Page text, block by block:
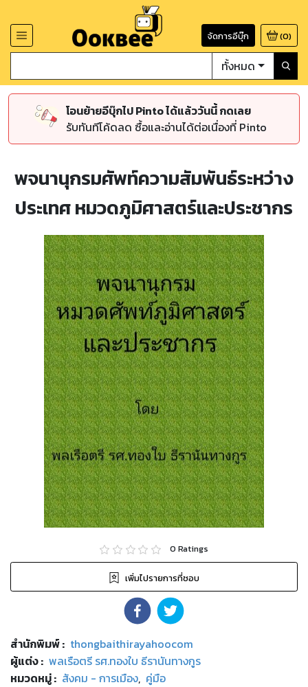
จัดการอีบุ๊ก (0)
ทั้งหมด
โอนย้ายอีบุ๊กไป Pinto ได้แล้ววันนี้ กดเลย
รับทันทีโค้ดลด ซื้อและอ่านได้ต่อเนื่องที่ Pinto
พจนานุกรมศัพท์ความสัมพันธ์ระหว่าง
ประเทศ หมวดภูมิศาสตร์และประชากร
0 Ratings
เพิ่มไปรายการที่ชอบ
สำนักพิมพ์: thongbaithirayahoocom
ผู้แต่ง : พลเรือตรี รศ.ทองใบ ธีรานันทางกูร
หมวดหมู่: สังคม - การเมือง, คู่มือ